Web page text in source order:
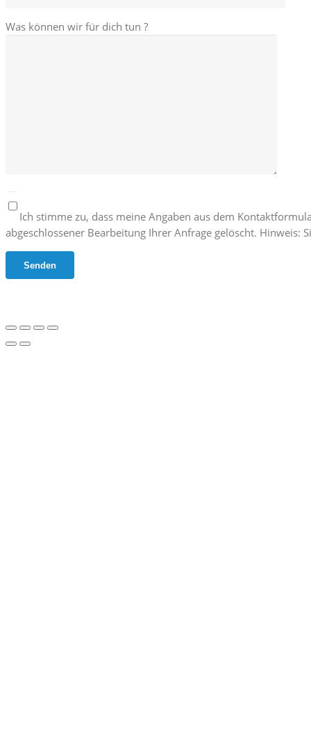
Was können wir für dich tun ?
Ich stimme zu, dass meine Angaben aus dem
abgeschlossener Bearbeitung Ihrer Anfrage gelöscht.